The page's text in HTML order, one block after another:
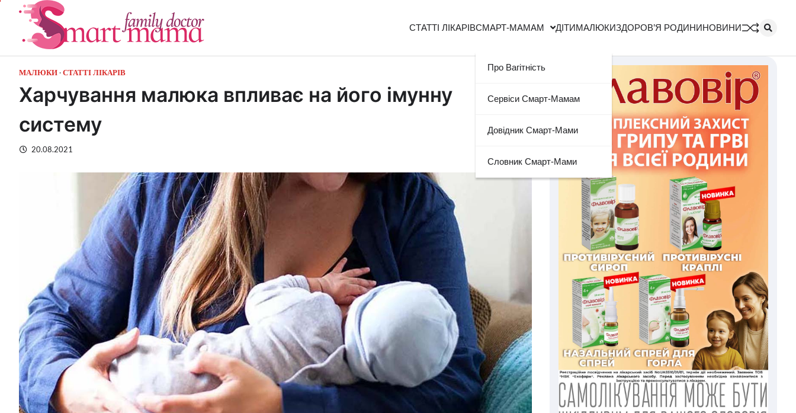
Перейти
СТАТТІ ЛІКАРІВСМАРТ-МАМАМ
Про Вагітність
Сервіси Смарт-Мамам
Довідник Смарт-Мами
Словник Смарт-Мами
ДІТИМАЛЮКИЗДОРОВ’Я РОДИНИНОВИНИ
МАЛЮКИ СТАТТІ ЛІКАРІВ
Харчування малюка впливає на його імунну
систему
20.08.2021